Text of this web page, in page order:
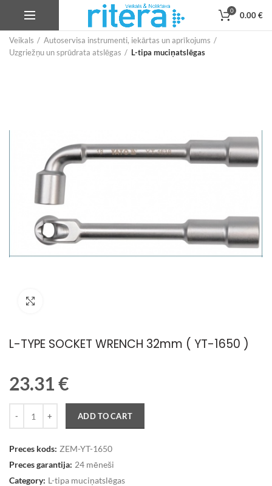
0 0.00€
Veikals
Autoservisa instrumenti, iekārtas un aprīkojums
Uzgriežņu un sprūdrata atslēgas
L-tipa muciņatslēgas
L-TYPE SOCKET WRENCH 32mm ( YT-1650 )
23.31€
ADD TO CART
Preces kods: ZEM-YT-1650
Preces garantija: 24 mēneši
Category: L-tipa muciņatslēgas